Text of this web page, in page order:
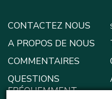
CONTACTEZ NOUS
A PROPOS DE NOUS
COMMENTAIRES
QUESTIONS
FRÉQUEMMENT